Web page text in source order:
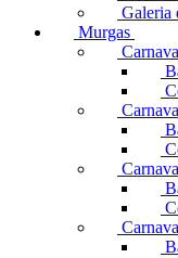
Galeria
Murgas